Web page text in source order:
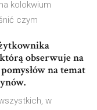
kolokwium
czym
obserwuje na
na temat
w